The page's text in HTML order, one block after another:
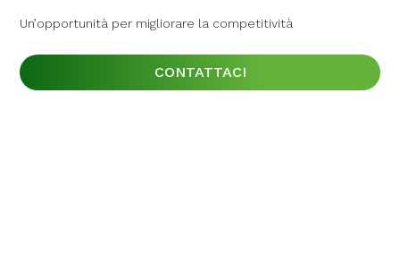
Un’opportunità per migliorare la competitività
CONTATTACI
Un’opportunità per migliorare la competitività
CONTATTACI
Un’opportunità per migliorare la competitività
CONTATTACI